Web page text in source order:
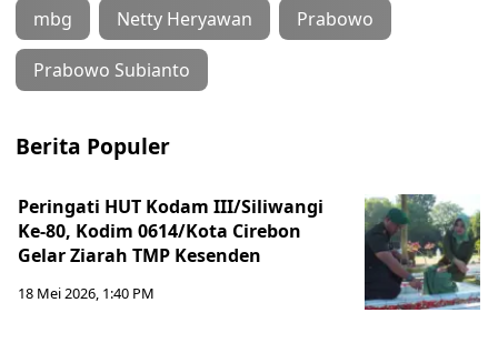
mbg Netty Heryawan Prabowo
Prabowo Subianto
Berita Populer
Peringati HUT Kodam III/Siliwangi
Ke-80, Kodim 0614/Kota Cirebon
Gelar Ziarah TMP Kesenden
18 Mei 2026, 1:40 PM